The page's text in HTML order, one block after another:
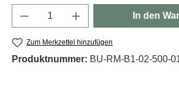
Produkt Anzahl: Gib den
In den
Zum Merkzettel hinzufügen
Produktnummer: BU-RM-B1-02-500-